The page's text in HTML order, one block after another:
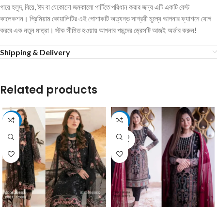
গায়ে হলুদ, বিয়ে, ঈদ বা যেকোনো জমকালো পার্টিতে পরিধান করার জন্য এটি একটি বেস্ট
কালেকশন। প্রিমিয়াম কোয়ালিটির এই পোশাকটি অত্যন্ত সাশ্রয়ী মূল্যে আপনার ফ্যাশনে যোগ
করবে এক নতুন মাত্রা। স্টক সীমিত হওয়ায় আপনার পছন্দের ড্রেসটি আজই অর্ডার করুন!
Shipping & Delivery
Related products
-12% -15%
SOLD
OUT